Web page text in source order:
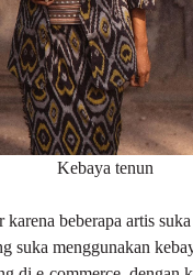
Kebaya tenun
beberapa artis
suka menggunakan